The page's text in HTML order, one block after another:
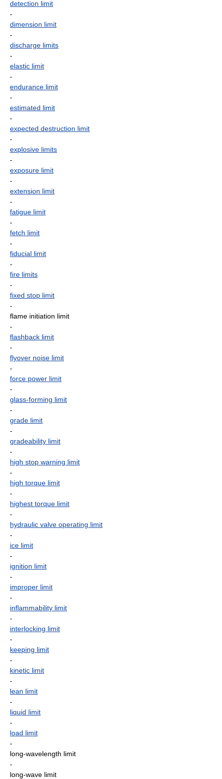
detection limit
-
dimension limit
-
discharge limits
-
elastic limit
-
endurance limit
-
estimated limit
-
expected destruction limit
-
explosive limits
-
exposure limit
-
extension limit
-
fatigue limit
-
fetch limit
-
fiducial limit
-
fire limits
-
fixed stop limit
-
flame initiation limit
-
flashback limit
-
flyover noise limit
-
force power limit
-
glass-forming limit
-
grade limit
-
gradeability limit
-
high stop warning limit
-
high torque limit
-
highest torque limit
-
hydraulic valve operating limit
-
ice limit
-
ignition limit
-
improper limit
-
inflammability limit
-
interlocking limit
-
keeping limit
-
kinetic limit
-
lean limit
-
liquid limit
-
load limit
-
long-wavelength limit
-
long-wave limit